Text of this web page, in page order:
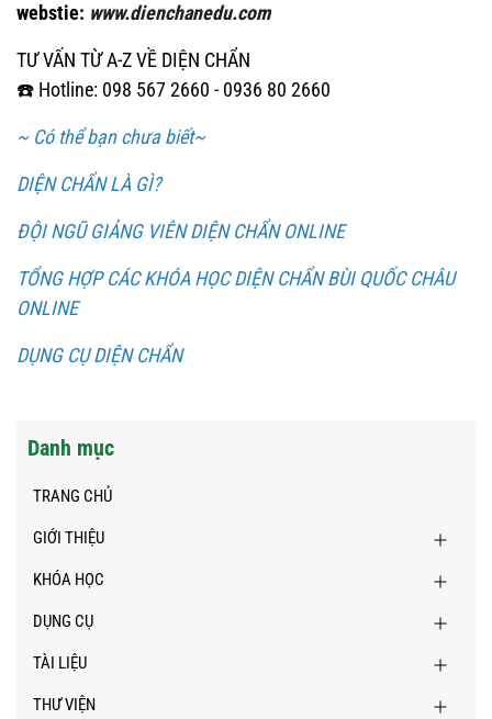
webstie: www.dienchanedu.com
TƯ VẤN TỪ A-Z VỀ DIỆN CHẨN
☎️ Hotline: 098 567 2660 - 0936 80 2660
~ Có thể bạn chưa biết~
DIỆN CHẨN LÀ GÌ?
ĐỘI NGŨ GIẢNG VIÊN DIỆN CHẨN ONLINE
TỔNG HỢP CÁC KHÓA HỌC DIỆN CHẨN BÙI QUỐC CHÂU
ONLINE
DỤNG CỤ DIỆN CHẨN
Danh mục
TRANG CHỦ
GIỚI THIỆU
KHÓA HỌC
DỤNG CỤ
TÀI LIỆU
THƯ VIỆN